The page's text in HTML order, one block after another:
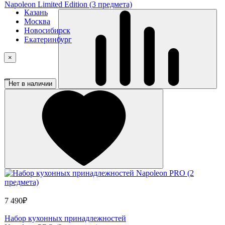
Napoleon Limited Edition (3 предмета)
Нет в наличии
7 490₽
Набор кухонных принадлежностей
Казань
Москва
Новосибирск
Екатеринбург
×
...